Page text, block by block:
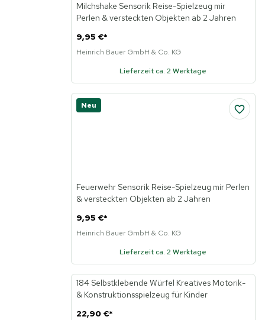
Milchshake Sensorik Reise-Spielzeug mir
Perlen & versteckten Objekten ab 2 Jahren
9,95 €*
Heinrich Bauer GmbH & Co. KG
Lieferzeit ca. 2 Werktage
Neu
Feuerwehr Sensorik Reise-Spielzeug mir Perlen
& versteckten Objekten ab 2 Jahren
9,95 €*
Heinrich Bauer GmbH & Co. KG
Lieferzeit ca. 2 Werktage
Neu
184 Selbstklebende Würfel Kreatives Motorik-
& Konstruktionsspielzeug für Kinder
22,90 €*